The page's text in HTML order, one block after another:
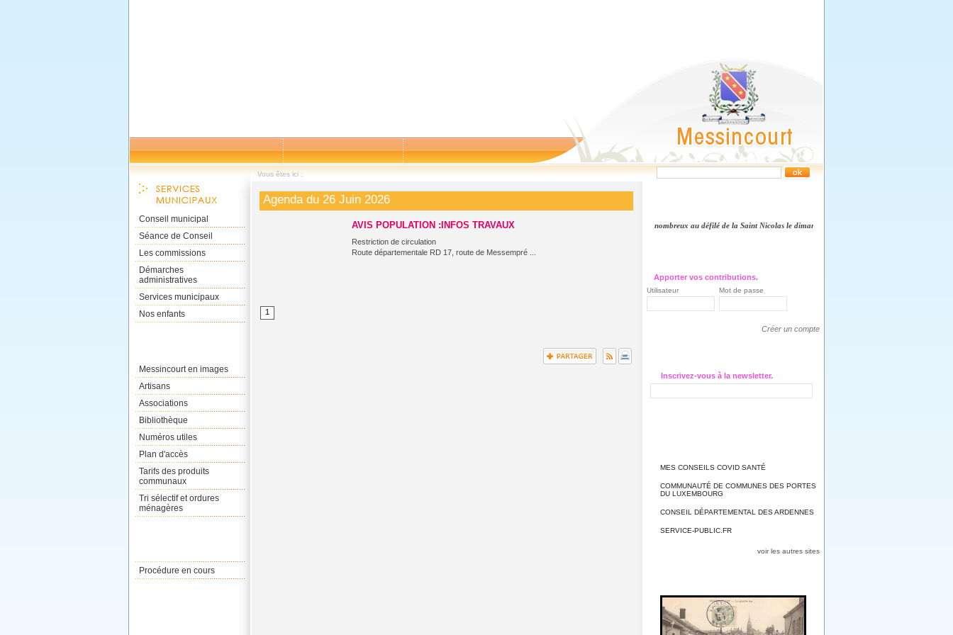
Vous êtes ici :
Conseil municipal
Séance de Conseil
Les commissions
Démarches
administratives
Services municipaux
Nos enfants
Messincourt en images
Artisans
Associations
Bibliothèque
Numéros utiles
Plan d'accès
Tarifs des produits
communaux
Tri sélectif et ordures
ménagères
Procédure en cours
Agenda du 26 Juin 2026
AVIS POPULATION :INFOS TRAVAUX
Restriction de circulation
Route départementale RD 17, route de Messempré ...
1
Venez nombreux au défilé de la Saint Nicolas le dimanche 7 décembre à 14h - RDV devant la
Apporter vos contributions.
Utilisateur Mot de passe
Créer un compte
Inscrivez-vous à la newsletter.
MES CONSEILS COVID SANTÉ
COMMUNAUTÉ DE COMMUNES DES PORTES
DU LUXEMBOURG
CONSEIL DÉPARTEMENTAL DES ARDENNES
SERVICE-PUBLIC.FR
voir les autres sites